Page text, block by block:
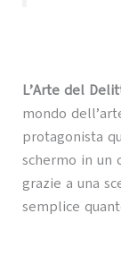
L’Arte del
mondo
protagonista
schermo in un
grazie a una
semplice